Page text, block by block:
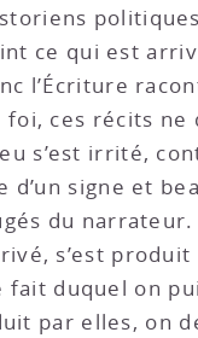
ce qui est
l’Écriture
ces récits
s’est irrité,
signe et
du narrateur.
s’est
fait duquel on
par elles, on